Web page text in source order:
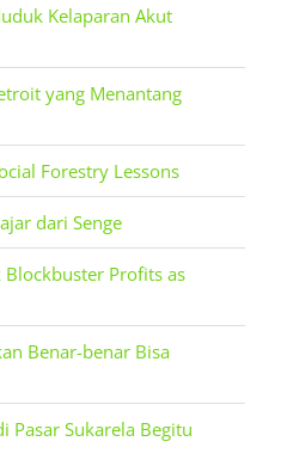
Kelaparan Akut
yang Menantang
Forestry Lessons
dari Senge
Blockbuster Profits as
Benar-benar Bisa
Pasar Sukarela Begitu